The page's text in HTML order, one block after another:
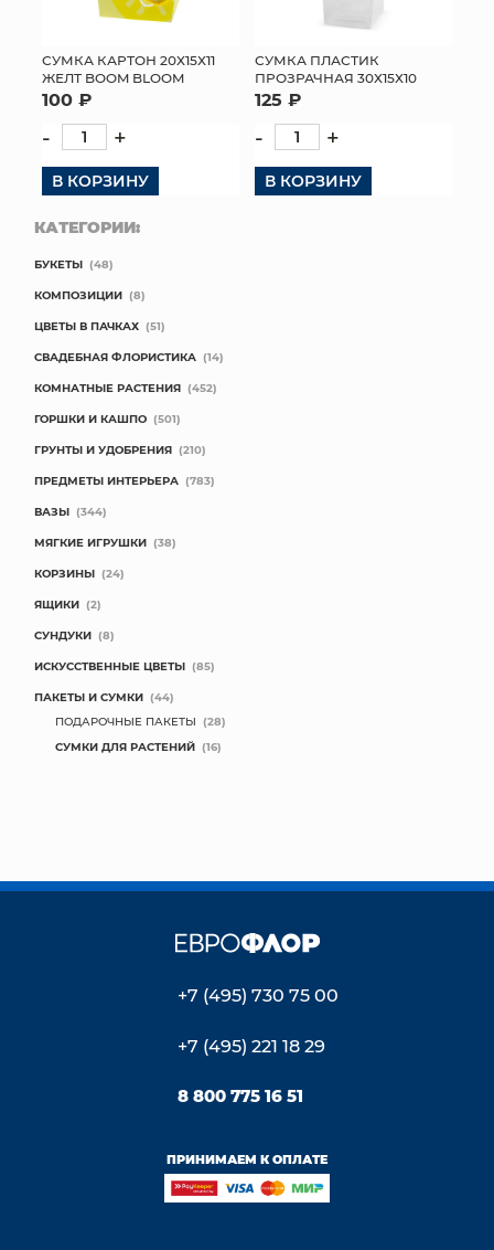
СУМКА КАРТОН 20Х15Х11
ЖЕЛТ BOOM BLOOM
100 ₽
- +
В КОРЗИНУ
СУМКА ПЛАСТИК
ПРОЗРАЧНАЯ 30Х15Х10
125 ₽
- +
В КОРЗИНУ
КАТЕГОРИИ:
БУКЕТЫ (48)
КОМПОЗИЦИИ (8)
ЦВЕТЫ В ПАЧКАХ (51)
СВАДЕБНАЯ ФЛОРИСТИКА (14)
КОМНАТНЫЕ РАСТЕНИЯ (452)
ГОРШКИ И КАШПО (501)
ГРУНТЫ И УДОБРЕНИЯ (210)
ПРЕДМЕТЫ ИНТЕРЬЕРА (783)
ВАЗЫ (344)
МЯГКИЕ ИГРУШКИ (38)
КОРЗИНЫ (24)
ЯЩИКИ (2)
СУНДУКИ (8)
ИСКУССТВЕННЫЕ ЦВЕТЫ (85)
ПАКЕТЫ И СУМКИ (44)
ПОДАРОЧНЫЕ ПАКЕТЫ (28)
СУМКИ ДЛЯ РАСТЕНИЙ (16)
+7 (495) 730 75 00
+7 (495) 221 18 29
8 800 775 16 51
ПРИНИМАЕМ К ОПЛАТЕ